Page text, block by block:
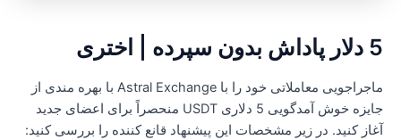
ماجراجویی معاملاتی خود را با Astral Exchange با بهره مندی از
جایزه خوش آمدگویی 5 دلاری USDT منحصراً برای اعضای جدید
کنید. در زیر مشخصات این پیشنهاد قانع کننده را بررسی کنید: